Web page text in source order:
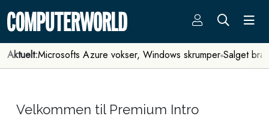
Aktuelt:Microsofts Azure vokser, Windows skrumper Salget
Velkommen til Premium Intro